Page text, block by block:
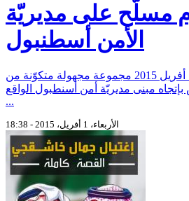
مسلّح على مديريّة
الأمن أسطنبول
قام اليوم الإربعاء 1 أفريل 2015 مجموعة مجهولة متكوّنة من
مبنى مديريّة أمن أسنطبول الواقع
...
الأربعاء، 1 أفريل، 2015 - 18:38